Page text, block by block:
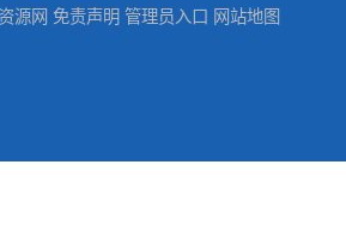
源网 免责声明 管理员入口 网站地图